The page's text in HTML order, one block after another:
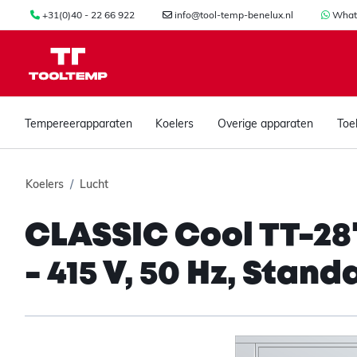
+31(0)40 - 22 66 922 info@tool-temp-benelux.nl
Tempereerapparaten Koelers Overige apparaten
Koelers Lucht
CLASSIC Cool TT-
- 415 V, 50 Hz,